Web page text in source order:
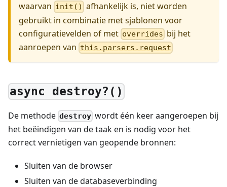
waarvan init() afhankelijk is, niet worden
gebruikt in combinatie met sjablonen voor
configuratievelden of met overrides bij het
aanroepen van this.parsers.request
async destroy?()
De methode destroy wordt één keer aangeroepen bij
het beëindigen van de taak en is nodig voor het
correct vernietigen van geopende bronnen:
Sluiten van de browser
Sluiten van de databaseverbinding